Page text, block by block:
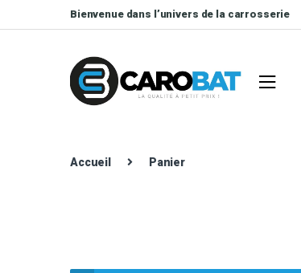
to
to
Bienvenue dans l’univers de la carrosserie
Accueil Panier